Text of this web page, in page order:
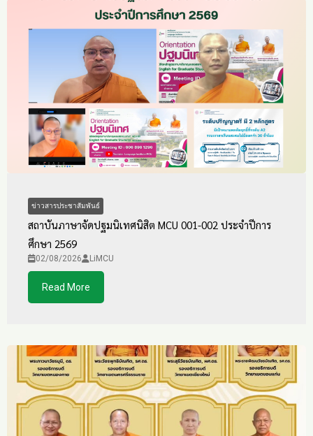
ข่าวสารประชาสัมพันธ์
สถาบันภาษาจัดปฐมนิเทศนิสิต MCU 001-002 ประจำปีการ
ศึกษา 2569
02/08/2026 LiMCU
Read More